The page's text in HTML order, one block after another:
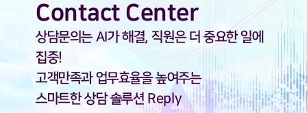
Contact Center
상담문의는 AI가 해결, 직원은 더 중요한 일에
집중!
고객만족과 업무효율을 높여주는
스마트한 상담 솔루션 Reply